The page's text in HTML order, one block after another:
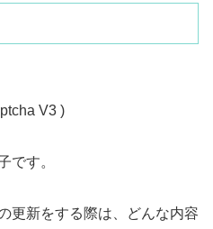
V3 )
です。
更新をする際は、どんな内容